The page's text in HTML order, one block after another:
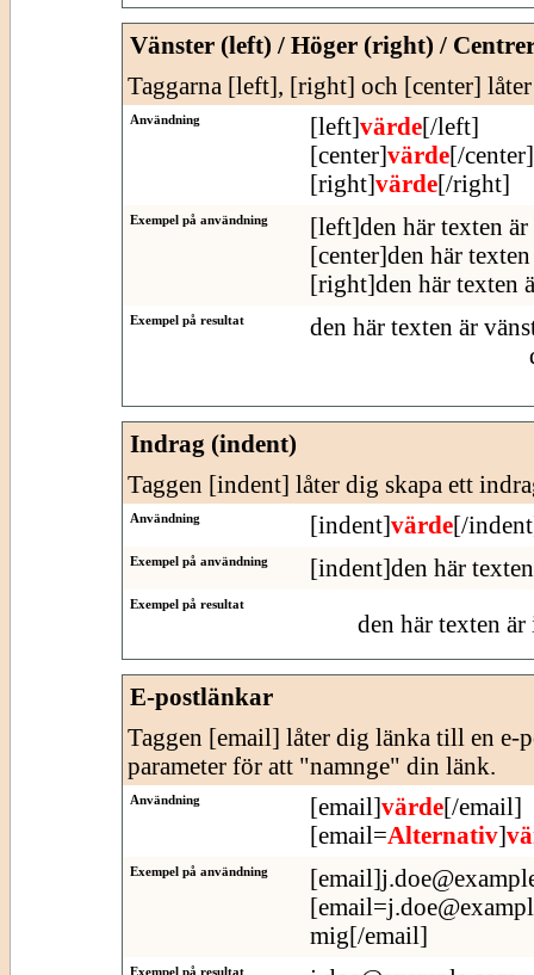
Vänster (left) / Höger (right) /
Taggarna [left], [right] och [center]
Användning [left]värde[/left]
[center]värde[/center]
[right]värde[/right]
Exempel på användning
[left]den här texten
[center]den här
[right]den här texten
Exempel på resultat
den här texten är
Indrag (indent)
Taggen [indent] låter dig skapa ett
Användning [indent]värde[/
Exempel på användning [indent]den här
Exempel på resultat
den här texten är
E-postlänkar
Taggen [email] låter dig länka till en e-
parameter för att "namnge" din länk.
Användning [email]värde[/email]
[email=Alternativ]
Exempel på användning
mig[/email]
Exempel på resultat